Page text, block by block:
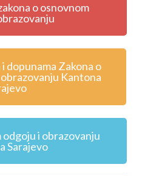
o osnovnom
dopunama Zakona o
Kantona
i obrazovanju
Sarajevo